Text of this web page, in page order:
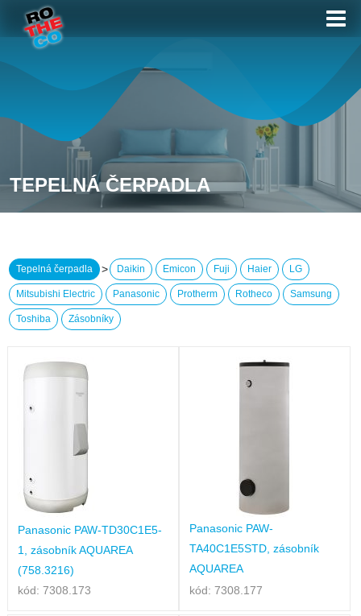
TEPELNÁ ČERPADLA
Tepelná čerpadla > Daikin Emicon Fuji Haier LG
Mitsubishi Electric Panasonic Protherm Rotheco Samsung
Toshiba Zásobníky
Panasonic PAW-TD30C1E5-
1, zásobník AQUAREA
(758.3216)
kód: 7308.173
Panasonic PAW-
TA40C1E5STD, zásobník
AQUAREA
kód: 7308.177